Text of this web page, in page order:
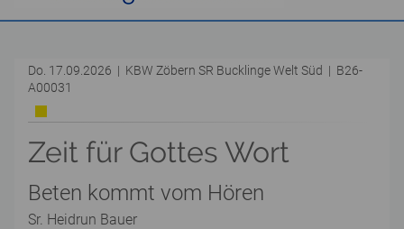
Do. 17.09.2026 | KBW Zöbern SR Bucklinge Welt Süd | B26-
A00031
Zeit für Gottes Wort
Beten kommt vom Hören
Sr. Heidrun Bauer